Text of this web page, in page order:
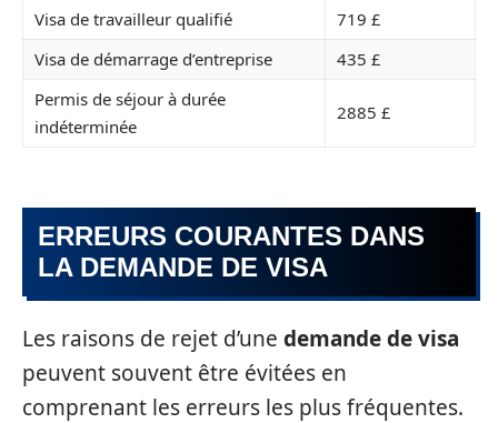
Visa de travailleur qualifié
719 £
Visa de démarrage d’entreprise
435 £
Permis de séjour à durée
indéterminée
2885 £
ERREURS COURANTES DANS
LA DEMANDE DE VISA
Les raisons de rejet d’une demande de visa
peuvent souvent être évitées en
comprenant les erreurs les plus fréquentes.